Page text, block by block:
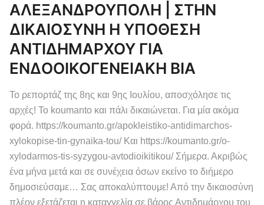
ΑΛΕΞΑΝΔΡΟΥΠΟΛΗ | ΣΤΗΝ
ΔΙΚΑΙΟΣΥΝΗ Η ΥΠΟΘΕΣΗ
ΑΝΤΙΔΗΜΑΡΧΟΥ ΓΙΑ
ΕΝΔΟΟΙΚΟΓΕΝΕΙΑΚΗ ΒΙΑ
Το ρεπορτάζ της 8ης και 9ης Ιουλίου, αποσχόλησε τις
αρχές! Το koumanto και πάλι δικαιώνεται. Για μία ακόμα
φορά. https://koumanto.gr/apokleistiko-antidimarchos-
xylokopise-tin-gynaika-tou/ Και https://koumanto.gr/o-
xylodarmos-tis-syzygou-avtodioikitikou/ Σήμερα. Ακριβώς
ένα μήνα μετά και σε συνέχεια όσων εκείνο το διήμερο
δημοσιεύσαμε… Σας αποκαλύπτουμε! Από την δικαιοσύνη
πλέον εξετάζεται η καταγγελία σε βάρος Αντιδημάρχου του